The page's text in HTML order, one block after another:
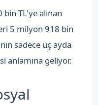
TL'ye alınan
5 milyon 918 bin
sadece üç ayda
anlamına geliyor.